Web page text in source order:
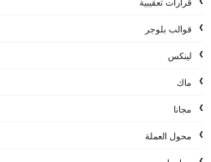
قوالب بلوجر
لينكس
ماك
مجانا
محول العملة